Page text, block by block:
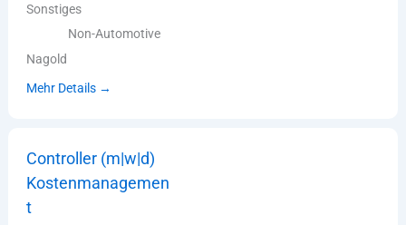
Sonstiges
Non-Automotive
Nagold
Mehr Details
Controller (m|w|d)
Kostenmanagemen
t